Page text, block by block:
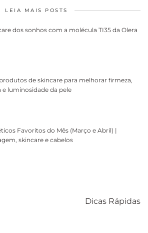
LEIA MAIS POSTS
dos sonhos com a molécula TI35 da Olera
de skincare para melhorar firmeza,
e luminosidade da pele
Favoritos do Mês (Março e Abril) |
skincare e cabelos
Dicas Rápidas
diários
cabelos